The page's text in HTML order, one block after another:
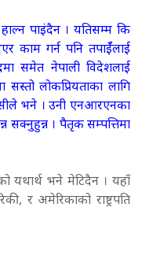
पाइंदैन । यतिसम्म कि
काम गर्न पनि तपाईँलाई
समेत नेपाली विदेशलाई
लोकप्रियताका लागि
भने । उनी एनआरएनका
सक्नुहुन्न । पैतृक सम्पत्तिमा
यथार्थ भने मेटिदैन । यहाँ
र अमेरिकाको राष्ट्रपति